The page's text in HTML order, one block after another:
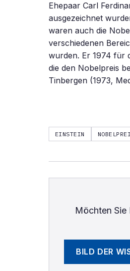
Ehepaar Carl
ausgezeichnet
waren auch die
verschiedenen
wurden. Er 1974 für
die den Nobelpreis
Tinbergen (1973,
EINSTEIN
Möchten Sie
BILD DER